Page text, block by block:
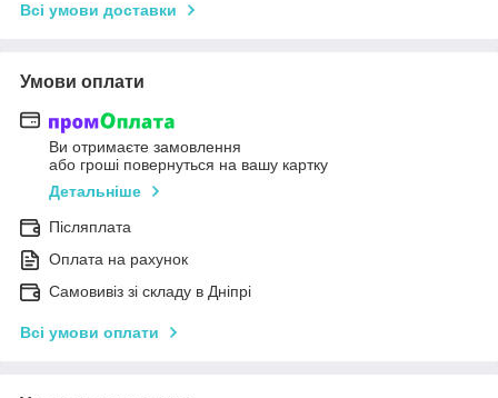
Всі умови доставки
Умови оплати
Ви отримаєте замовлення
або гроші повернуться на вашу картку
Детальніше
Післяплата
Оплата на рахунок
Самовивіз зі складу в Дніпрі
Всі умови оплати